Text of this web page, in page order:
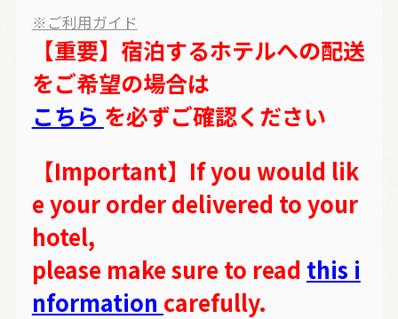
※ご利用ガイド
【重要】宿泊するホテルへの配送
をご希望の場合は
こちら を必ずご確認ください
【Important】If you would lik
e your order delivered to your
hotel,
please make sure to read this i
nformation carefully.